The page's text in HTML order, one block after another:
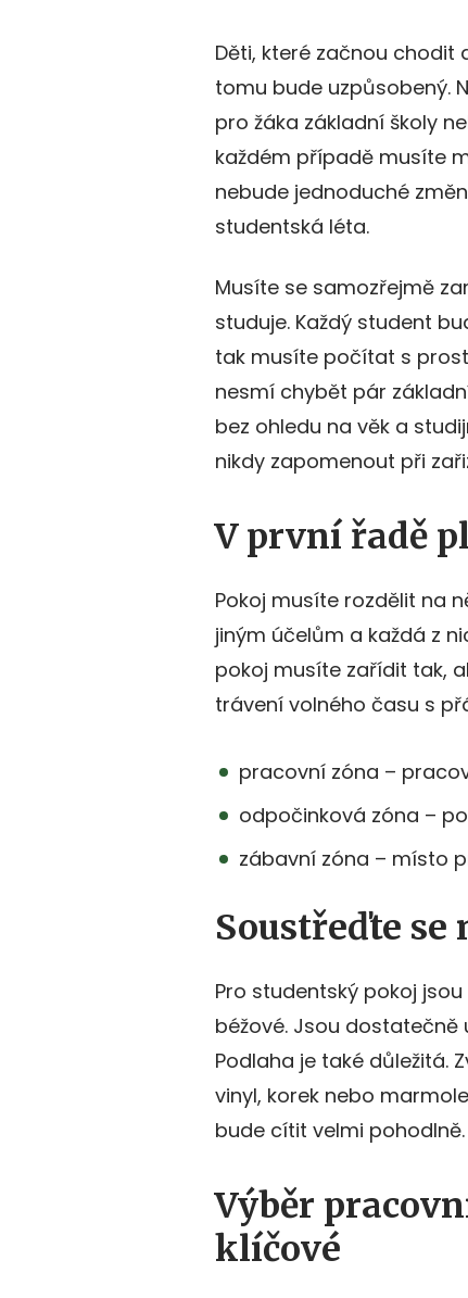
Děti, které začnou chodit
tomu bude uzpůsobený.
pro žáka základní školy
každém případě musíte
nebude jednoduché
studentská léta.
Musíte se samozřejmě
studuje. Každý student
tak musíte počítat s
nesmí chybět pár
bez ohledu na věk a
nikdy zapomenout při
V první řadě
Pokoj musíte rozdělit na
jiným účelům a každá z
pokoj musíte zařídit tak,
trávení volného času s
pracovní zóna –
odpočinková zóna –
zábavní zóna – místo
Soustřeďte se
Pro studentský pokoj
béžové. Jsou
Podlaha je také důležitá.
vinyl, korek nebo
bude cítit velmi
Výběr
klíčové